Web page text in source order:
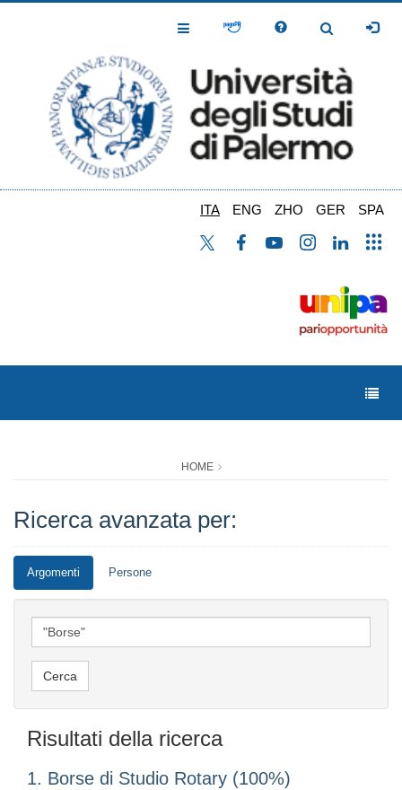
Toggle
Toggle
ITA ENG ZHO GER SPA
HOME
Ricerca avanzata per:
Argomenti Persone
Risultati della ricerca
1. Borse di Studio Rotary (100%)